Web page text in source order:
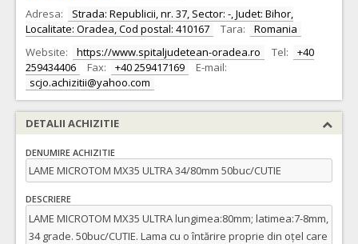
Adresa:
Strada: Republicii, nr. 37, Sector: -, Judet: Bihor,
Localitate: Oradea, Cod postal: 410167
Tara:
Romania
Website:
https://www.spitaljudetean-oradea.ro Tel:
+40
259434406
Fax: +40 259417169
E-mail:
scjo.achizitii@yahoo.com
DETALII ACHIZITIE
DENUMIRE ACHIZITIE
LAME MICROTOM MX35 ULTRA 34/80mm 50buc/CUTIE
DESCRIERE
LAME MICROTOM MX35 ULTRA lungimea:80mm; latimea:7-8mm,
34 grade. 50buc/CUTIE. Lama cu o întărire proprie din oțel care